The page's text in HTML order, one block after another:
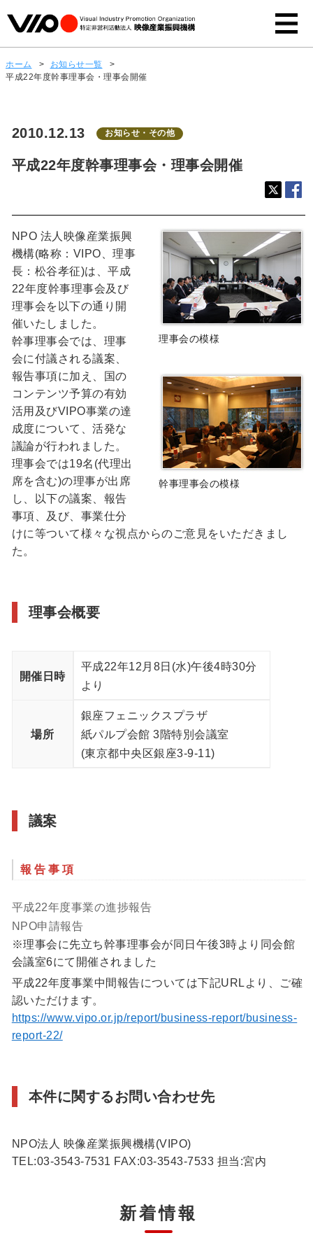
ホーム > お知らせ一覧
>
平成22年度幹事理事会・理事会開催
2010.12.13 お知らせ・その他
平成22年度幹事理事会・理事会開催
理事会の模様
幹事理事会の模様
NPO 法人映像産業振興
機構(略称：VIPO、理事
長：松谷孝征)は、平成
22年度幹事理事会及び
理事会を以下の通り開
催いたしました。
幹事理事会では、理事
会に付議される議案、
報告事項に加え、国の
コンテンツ予算の有効
活用及びVIPO事業の達
成度について、活発な
議論が行われました。
理事会では19名(代理出
席を含む)の理事が出席
し、以下の議案、報告
事項、及び、事業仕分
けに等ついて様々な視点からのご意見をいただきまし
た。
理事会概要
開催日時
平成22年12月8日(水)午後4時30分
より
場所
銀座フェニックスプラザ
紙パルプ会館 3階特別会議室
(東京都中央区銀座3-9-11)
議案
報告事項
平成22年度事業の進捗報告
NPO申請報告
※理事会に先立ち幹事理事会が同日午後3時より同会館
会議室6にて開催されました
平成22年度事業中間報告については下記URLより、ご確
認いただけます。
https://www.vipo.or.jp/report/business-report/business-
report-22/
本件に関するお問い合わせ先
NPO法人 映像産業振興機構(VIPO)
TEL:03-3543-7531 FAX:03-3543-7533 担当:宮内
新着情報